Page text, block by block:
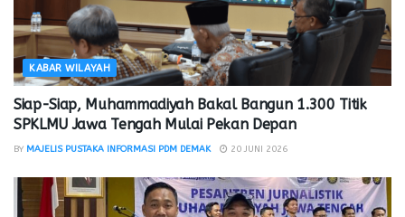
KABAR WILAYAH
Siap-Siap, Muhammadiyah Bakal Bangun 1.300 Titik
SPKLMU Jawa Tengah Mulai Pekan Depan
BY MAJELIS PUSTAKA INFORMASI PDM DEMAK 20 JUNI 2026